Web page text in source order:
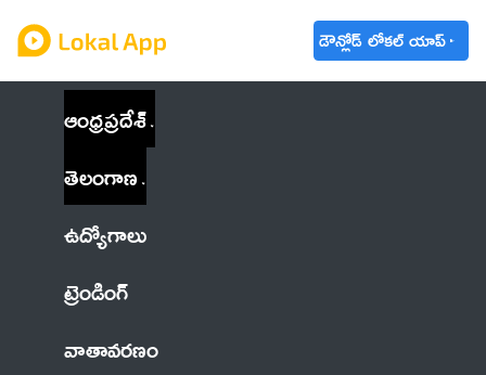
డౌన్లోడ్ లోకల్ యాప్
ఆంధ్రప్రదేశ్
తెలంగాణ
ఉద్యోగాలు
ట్రెండింగ్
వాతావరణం